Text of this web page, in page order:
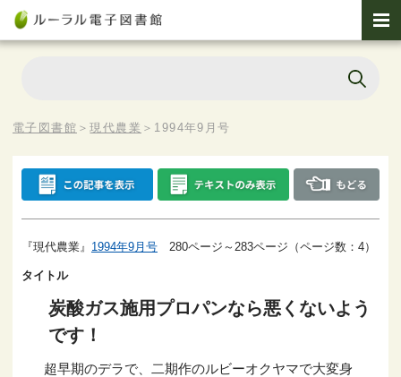
電子図書館 ＞現代農業 ＞ 1994年9月号
『現代農業』 1994年9月号 280ページ～283ページ（ページ数：4）
タイトル
炭酸ガス施用プロパンなら悪くないよう
です！
超早期のデラで、二期作のルビーオクヤマで大変身